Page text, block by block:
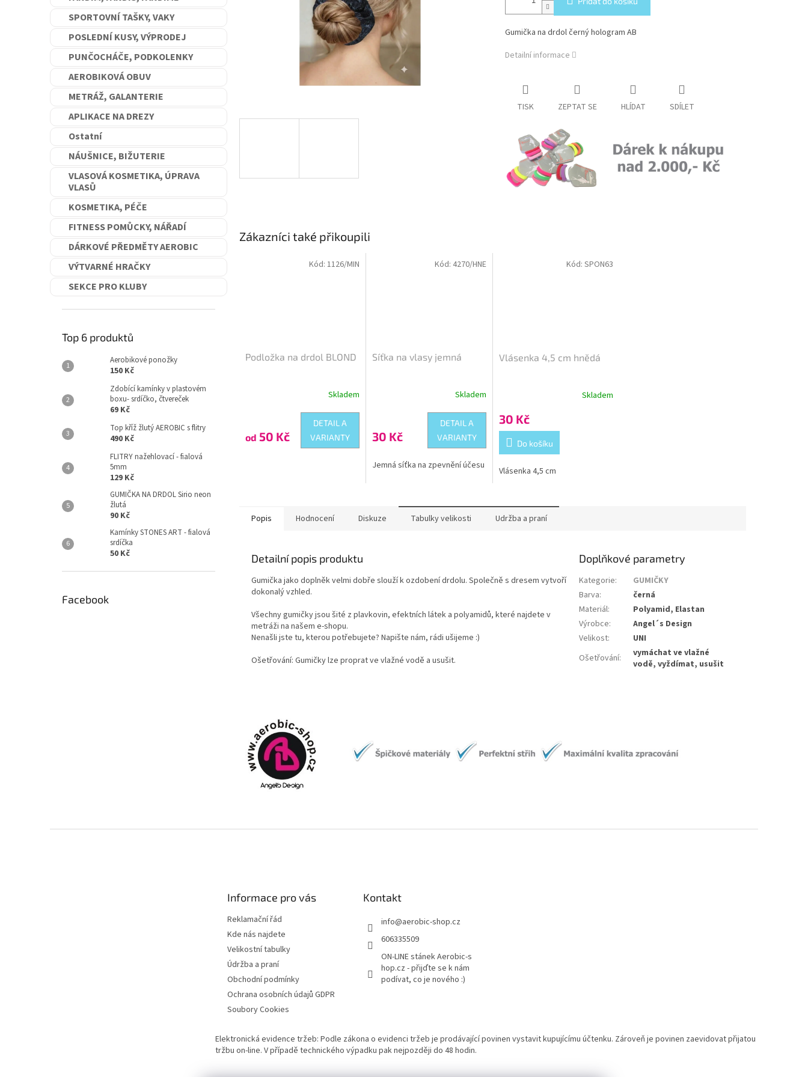
SPORTOVNÍ TAŠKY, VAKY
POSLEDNÍ KUSY, VÝPRODEJ
PUNČOCHÁČE, PODKOLENKY
AEROBIKOVÁ OBUV
METRÁŽ, GALANTERIE
APLIKACE NA DREZY
Ostatní
NÁUŠNICE, BIŽUTERIE
VLASOVÁ KOSMETIKA, ÚPRAVA
VLASŮ
KOSMETIKA, PÉČE
FITNESS POMŮCKY, NÁŘADÍ
DÁRKOVÉ PŘEDMĚTY AEROBIC
VÝTVARNÉ HRAČKY
SEKCE PRO KLUBY
Top 6 produktů
Aerobikové ponožky
150 Kč
Zdobící kamínky v plastovém
boxu- srdíčko, čtvereček
69 Kč
Top kříž žlutý AEROBIC s flitry
490 Kč
FLITRY nažehlovací - fialová
5mm
129 Kč
GUMIČKA NA DRDOL Sirio neon
žlutá
90 Kč
Kamínky STONES ART - fialová
srdíčka
50 Kč
Facebook
Gumička na drdol černý hologram AB
Detailní informace
TISK ZEPTAT SE HLÍDAT SDÍLET
Zákazníci také přikoupili
Podložka na drdol BLOND
Skladem
od 50 Kč
DETAIL A
VARIANTY
Kód: 1126/MIN
Síťka na vlasy jemná
je
5,0
5
Skladem
30 Kč
DETAIL A
VARIANTY
Jemná síťka na zpevnění účesu
Kód: 4270/HNE
Vlásenka 4,5 cm hnědá
Skladem
30 Kč
Do košíku
Vlásenka 4,5 cm
Kód:SPON63
Popis Hodnocení Diskuze Tabulky velikosti Udržba a praní
Detailní popis produktu
Gumička jako doplněk velmi dobře slouží k ozdobení drdolu. Společně s dresem vytvoří
dokonalý vzhled.
Všechny gumičky jsou šité z plavkovin, efektních látek a polyamidů, které najdete v
metráži na našem e-shopu.
Nenašli jste tu, kterou potřebujete? Napište nám, rádi ušijeme :)
Ošetřování: Gumičky lze proprat ve vlažné vodě a usušit.
Doplňkové parametry
Kategorie:
GUMIČKY
Barva:
černá
Materiál:
Polyamid, Elastan
Výrobce:
Angel´s Design
Velikost:
UNI
Ošetřování:
vymáchat ve vlažné
vodě, vyždímat, usušit
Informace pro vás
Reklamační řád
Kde nás najdete
Velikostní tabulky
Údržba a praní
Obchodní podmínky
Ochrana osobních údajů GDPR
Soubory Cookies
Kontakt
info@aerobic-shop.cz
606335509
ON-LINE stánek Aerobic-s
hop.cz - přijďte se k nám
podívat, co je nového :)
Elektronická evidence tržeb: Podle zákona o evidenci tržeb je prodávající povinen vystavit kupujícímu účtenku. Zároveň je povinen zaevidovat přijatou
tržbu on-line. V případě technického výpadku pak nejpozději do 48 hodin.